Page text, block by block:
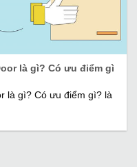
là gì? Có ưu điểm gì
là gì? Có ưu điểm gì? là